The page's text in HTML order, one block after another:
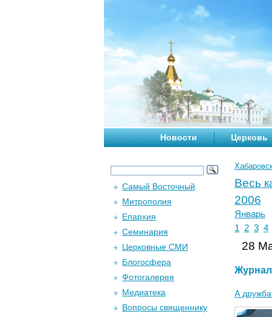
Новости Церковь
Весь
2006
Январь
1
2 3 4
28
Журнал
А
Самый Восточный
Митрополия
Епархия
Семинария
Церковные СМИ
Блогосфера
Фотогалерея
Медиатека
Вопросы священнику